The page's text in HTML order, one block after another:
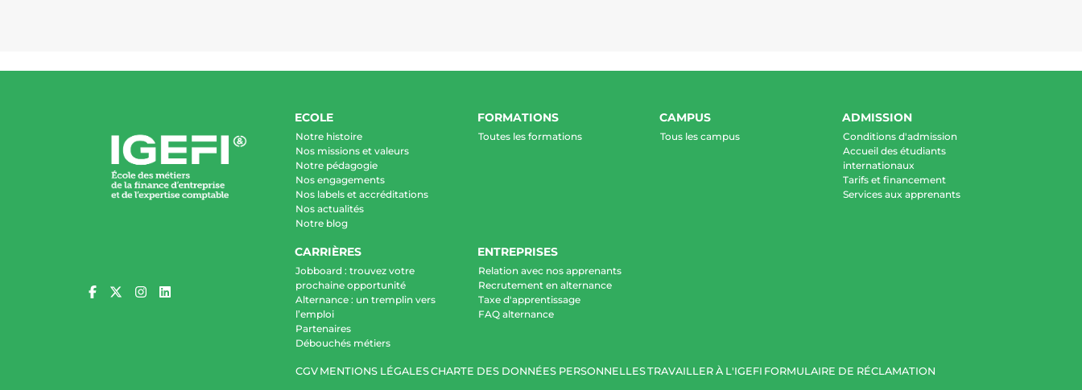
ECOLE
Notre histoire
Nos missions et valeurs
Notre pédagogie
Nos engagements
Nos labels et accréditations
Nos actualités
Notre blog
FORMATIONS
Toutes les formations
CAMPUS
Tous les campus
ADMISSION
Conditions d'admission
Accueil des étudiants
internationaux
Tarifs et financement
Services aux apprenants
CARRIÈRES
Jobboard : trouvez votre
prochaine opportunité
Alternance : un tremplin vers
l’emploi
Partenaires
Débouchés métiers
ENTREPRISES
Relation avec nos apprenants
Recrutement en alternance
Taxe d'apprentissage
FAQ alternance
CGV MENTIONS LÉGALESCHARTE DES DONNÉES PERSONNELLESTRAVAILLER À L'IGEFI FORMULAIRE DE RÉCLAMATION